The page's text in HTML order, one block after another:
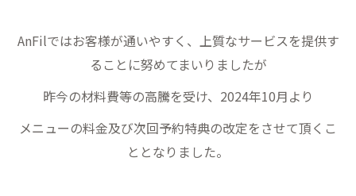
AnFilではお客様が通いやすく、上質なサービスを提供す
ることに努めてまいりましたが
昨今の材料費等の高騰を受け、2024年10月より
メニューの料金及び次回予約特典の改定をさせて頂くこ
ととなりました。